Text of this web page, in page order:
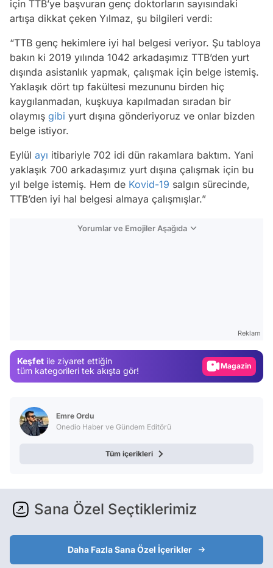
için TTB’ye başvuran genç doktorların sayısındaki
artışa dikkat çeken Yılmaz, şu bilgileri verdi:
“TTB genç hekimlere iyi hal belgesi veriyor. Şu tabloya
bakın ki 2019 yılında 1042 arkadaşımız TTB’den yurt
dışında asistanlık yapmak, çalışmak için belge istemiş.
Yaklaşık dört tıp fakültesi mezununu birden hiç
kaygılanmadan, kuşkuya kapılmadan sıradan bir
olaymış gibi yurt dışına gönderiyoruz ve onlar bizden
belge istiyor.
Eylül ayı itibariyle 702 idi dün rakamlara baktım. Yani
yaklaşık 700 arkadaşımız yurt dışına çalışmak için bu
yıl belge istemiş. Hem de Kovid-19 salgın sürecinde,
TTB’den iyi hal belgesi almaya çalışmışlar.”
Yorumlar ve Emojiler Aşağıda
Reklam
Keşfet ile ziyaret ettiğin
tüm kategorileri tek akışta gör!
Magazin
Emre Ordu
Onedio Haber ve Gündem Editörü
Tüm içerikleri
Sana Özel Seçtiklerimiz
Daha Fazla Sana Özel İçerikler